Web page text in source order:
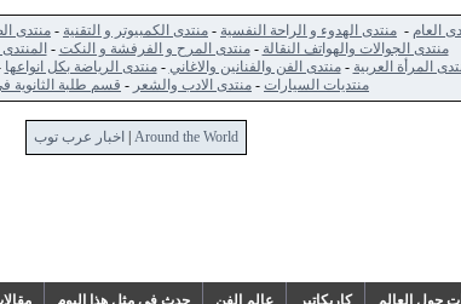
العام - منتدى الهدوء و الراحة النفسية - منتدى الكمبيوتر و التقنية - منتدى
منتدى الجوالات والهواتف النقالة -منتدى المرح و الفرفشة و النكت -
المرأة العربية -منتدى الفن والفنانين والاغاني -منتدى الرياضة بكل انواعها
منتديات السيارات - منتدى الادب والشعر - قسم طلبة الثانوية
Around the World اخبار عرب توب
حول العالم كاريكاتير عالم الفن حدث في مثل هذا اليوم